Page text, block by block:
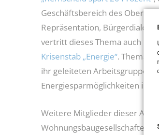
Geschäftsbereich des
Repräsentation, Bürgerdialog
vertritt dieses Thema auch in
Krisenstab „Energie“. Thema
ihr geleiteten Arbeitsgruppe 2
Energiesparmöglichkeiten in
Weitere Mitglieder dieser
Wohnungsbaugesellschaften